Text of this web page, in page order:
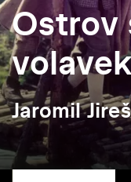
Ostrov
Jaromil